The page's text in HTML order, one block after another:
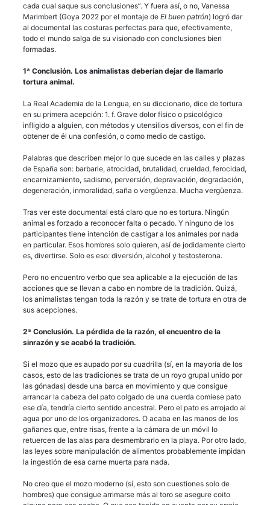
cada cual saque sus conclusiones”. Y fuera así, o no, Vanessa
Marimbert (Goya 2022 por el montaje de El buen patrón) logró dar
al documental las costuras perfectas para que, efectivamente,
todo el mundo salga de su visionado con conclusiones bien
formadas.
1ª Conclusión. Los animalistas deberían dejar de llamarlo
tortura animal.
La Real Academia de la Lengua, en su diccionario, dice de tortura
en su primera acepción: 1. f. Grave dolor físico o psicológico
infligido a alguien, con métodos y utensilios diversos, con el fin de
obtener de él una confesión, o como medio de castigo.
Palabras que describen mejor lo que sucede en las calles y plazas
de España son: barbarie, atrocidad, brutalidad, crueldad, ferocidad,
encarnizamiento, sadismo, perversión, depravación, degradación,
degeneración, inmoralidad, saña o vergüenza. Mucha vergüenza.
Tras ver este documental está claro que no es tortura. Ningún
animal es forzado a reconocer falta o pecado. Y ninguno de los
participantes tiene intención de castigar a los animales por nada
en particular. Esos hombres solo quieren, así de jodidamente cierto
es, divertirse. Solo es eso: diversión, alcohol y testosterona.
Pero no encuentro verbo que sea aplicable a la ejecución de las
acciones que se llevan a cabo en nombre de la tradición. Quizá,
los animalistas tengan toda la razón y se trate de tortura en otra de
sus acepciones.
2ª Conclusión. La pérdida de la razón, el encuentro de la
sinrazón y se acabó la tradición.
Si el mozo que es aupado por su cuadrilla (sí, en la mayoría de los
casos, esto de las tradiciones se trata de un royo grupal unido por
las gónadas) desde una barca en movimiento y que consigue
arrancar la cabeza del pato colgado de una cuerda comiese pato
ese día, tendría cierto sentido ancestral. Pero el pato es arrojado al
agua por uno de los organizadores. O acaba en las manos de los
gañanes que, entre risas, frente a la cámara de un móvil lo
retuercen de las alas para desmembrarlo en la playa. Por otro lado,
las leyes sobre manipulación de alimentos probablemente impidan
la ingestión de esa carne muerta para nada.
No creo que el mozo moderno (sí, esto son cuestiones solo de
hombres) que consigue arrimarse más al toro se asegure coito